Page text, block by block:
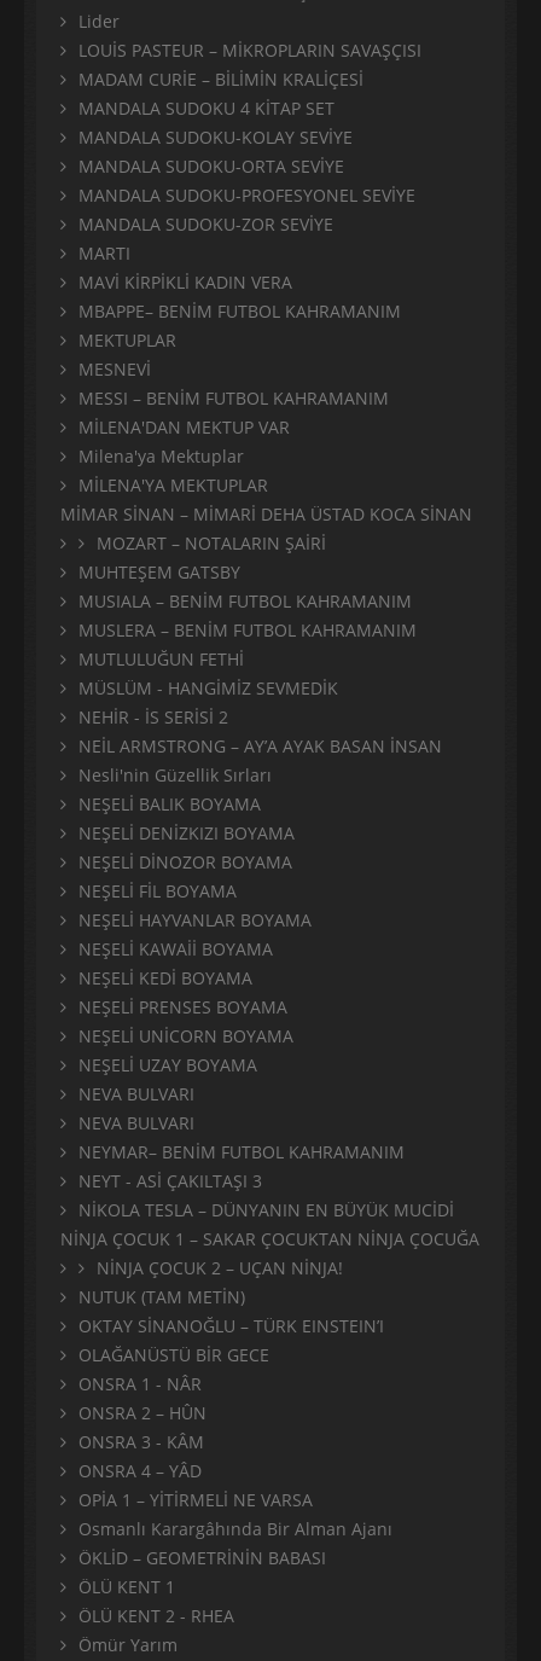
Lider
LOUİS PASTEUR – MİKROPLARIN SAVAŞÇISI
MADAM CURİE – BİLİMİN KRALİÇESİ
MANDALA SUDOKU 4 KİTAP SET
MANDALA SUDOKU-KOLAY SEVİYE
MANDALA SUDOKU-ORTA SEVİYE
MANDALA SUDOKU-PROFESYONEL SEVİYE
MANDALA SUDOKU-ZOR SEVİYE
MARTI
MAVİ KİRPİKLİ KADIN VERA
MBAPPE– BENİM FUTBOL KAHRAMANIM
MEKTUPLAR
MESNEVİ
MESSI – BENİM FUTBOL KAHRAMANIM
MİLENA'DAN MEKTUP VAR
Milena'ya Mektuplar
MİLENA'YA MEKTUPLAR
MİMAR SİNAN – MİMARİ DEHA ÜSTAD KOCA SİNAN
MOZART – NOTALARIN ŞAİRİ
MUHTEŞEM GATSBY
MUSIALA – BENİM FUTBOL KAHRAMANIM
MUSLERA – BENİM FUTBOL KAHRAMANIM
MUTLULUĞUN FETHİ
MÜSLÜM - HANGİMİZ SEVMEDİK
NEHİR - İS SERİSİ 2
NEİL ARMSTRONG – AY’A AYAK BASAN İNSAN
Nesli'nin Güzellik Sırları
NEŞELİ BALIK BOYAMA
NEŞELİ DENİZKIZI BOYAMA
NEŞELİ DİNOZOR BOYAMA
NEŞELİ FİL BOYAMA
NEŞELİ HAYVANLAR BOYAMA
NEŞELİ KAWAİİ BOYAMA
NEŞELİ KEDİ BOYAMA
NEŞELİ PRENSES BOYAMA
NEŞELİ UNİCORN BOYAMA
NEŞELİ UZAY BOYAMA
NEVA BULVARI
NEVA BULVARI
NEYMAR– BENİM FUTBOL KAHRAMANIM
NEYT - ASİ ÇAKILTAŞI 3
NİKOLA TESLA – DÜNYANIN EN BÜYÜK MUCİDİ
NİNJA ÇOCUK 1 – SAKAR ÇOCUKTAN NİNJA ÇOCUĞA
NİNJA ÇOCUK 2 – UÇAN NİNJA!
NUTUK (TAM METİN)
OKTAY SİNANOĞLU – TÜRK EINSTEIN’I
OLAĞANÜSTÜ BİR GECE
ONSRA 1 - NÂR
ONSRA 2 – HÛN
ONSRA 3 - KÂM
ONSRA 4 – YÂD
OPİA 1 – YİTİRMELİ NE VARSA
Osmanlı Karargâhında Bir Alman Ajanı
ÖKLİD – GEOMETRİNİN BABASI
ÖLÜ KENT 1
ÖLÜ KENT 2 - RHEA
Ömür Yarım